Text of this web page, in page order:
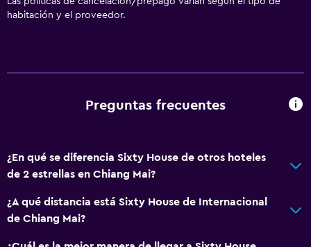
habitación y el proveedor.
Preguntas frecuentes
¿En qué se diferencia Sixty House de otros hoteles
de 2 estrellas en Chiang Mai?
¿A qué distancia está Sixty House de Internacional
de Chiang Mai?